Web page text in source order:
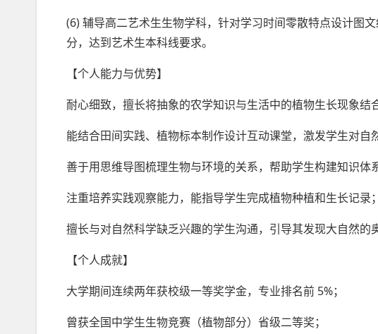
(6) 辅导高二艺术生生物学科，针对学习时间零散特点设计图
分，达到艺术生本科线要求。
【个人能力与优势】
耐心细致，擅长将抽象的农学知识与生活中的植物生长现象结
能结合田间实践、植物标本制作设计互动课堂，激发学生对自
善于用思维导图梳理生物与环境的关系，帮助学生构建知识体
注重培养实践观察能力，能指导学生完成植物种植和生长记录；
擅长与对自然科学缺乏兴趣的学生沟通，引导其发现大自然的
【个人成就】
大学期间连续两年获校级一等奖学金，专业排名前 5%；
曾获全国中学生生物竞赛（植物部分）省级二等奖；